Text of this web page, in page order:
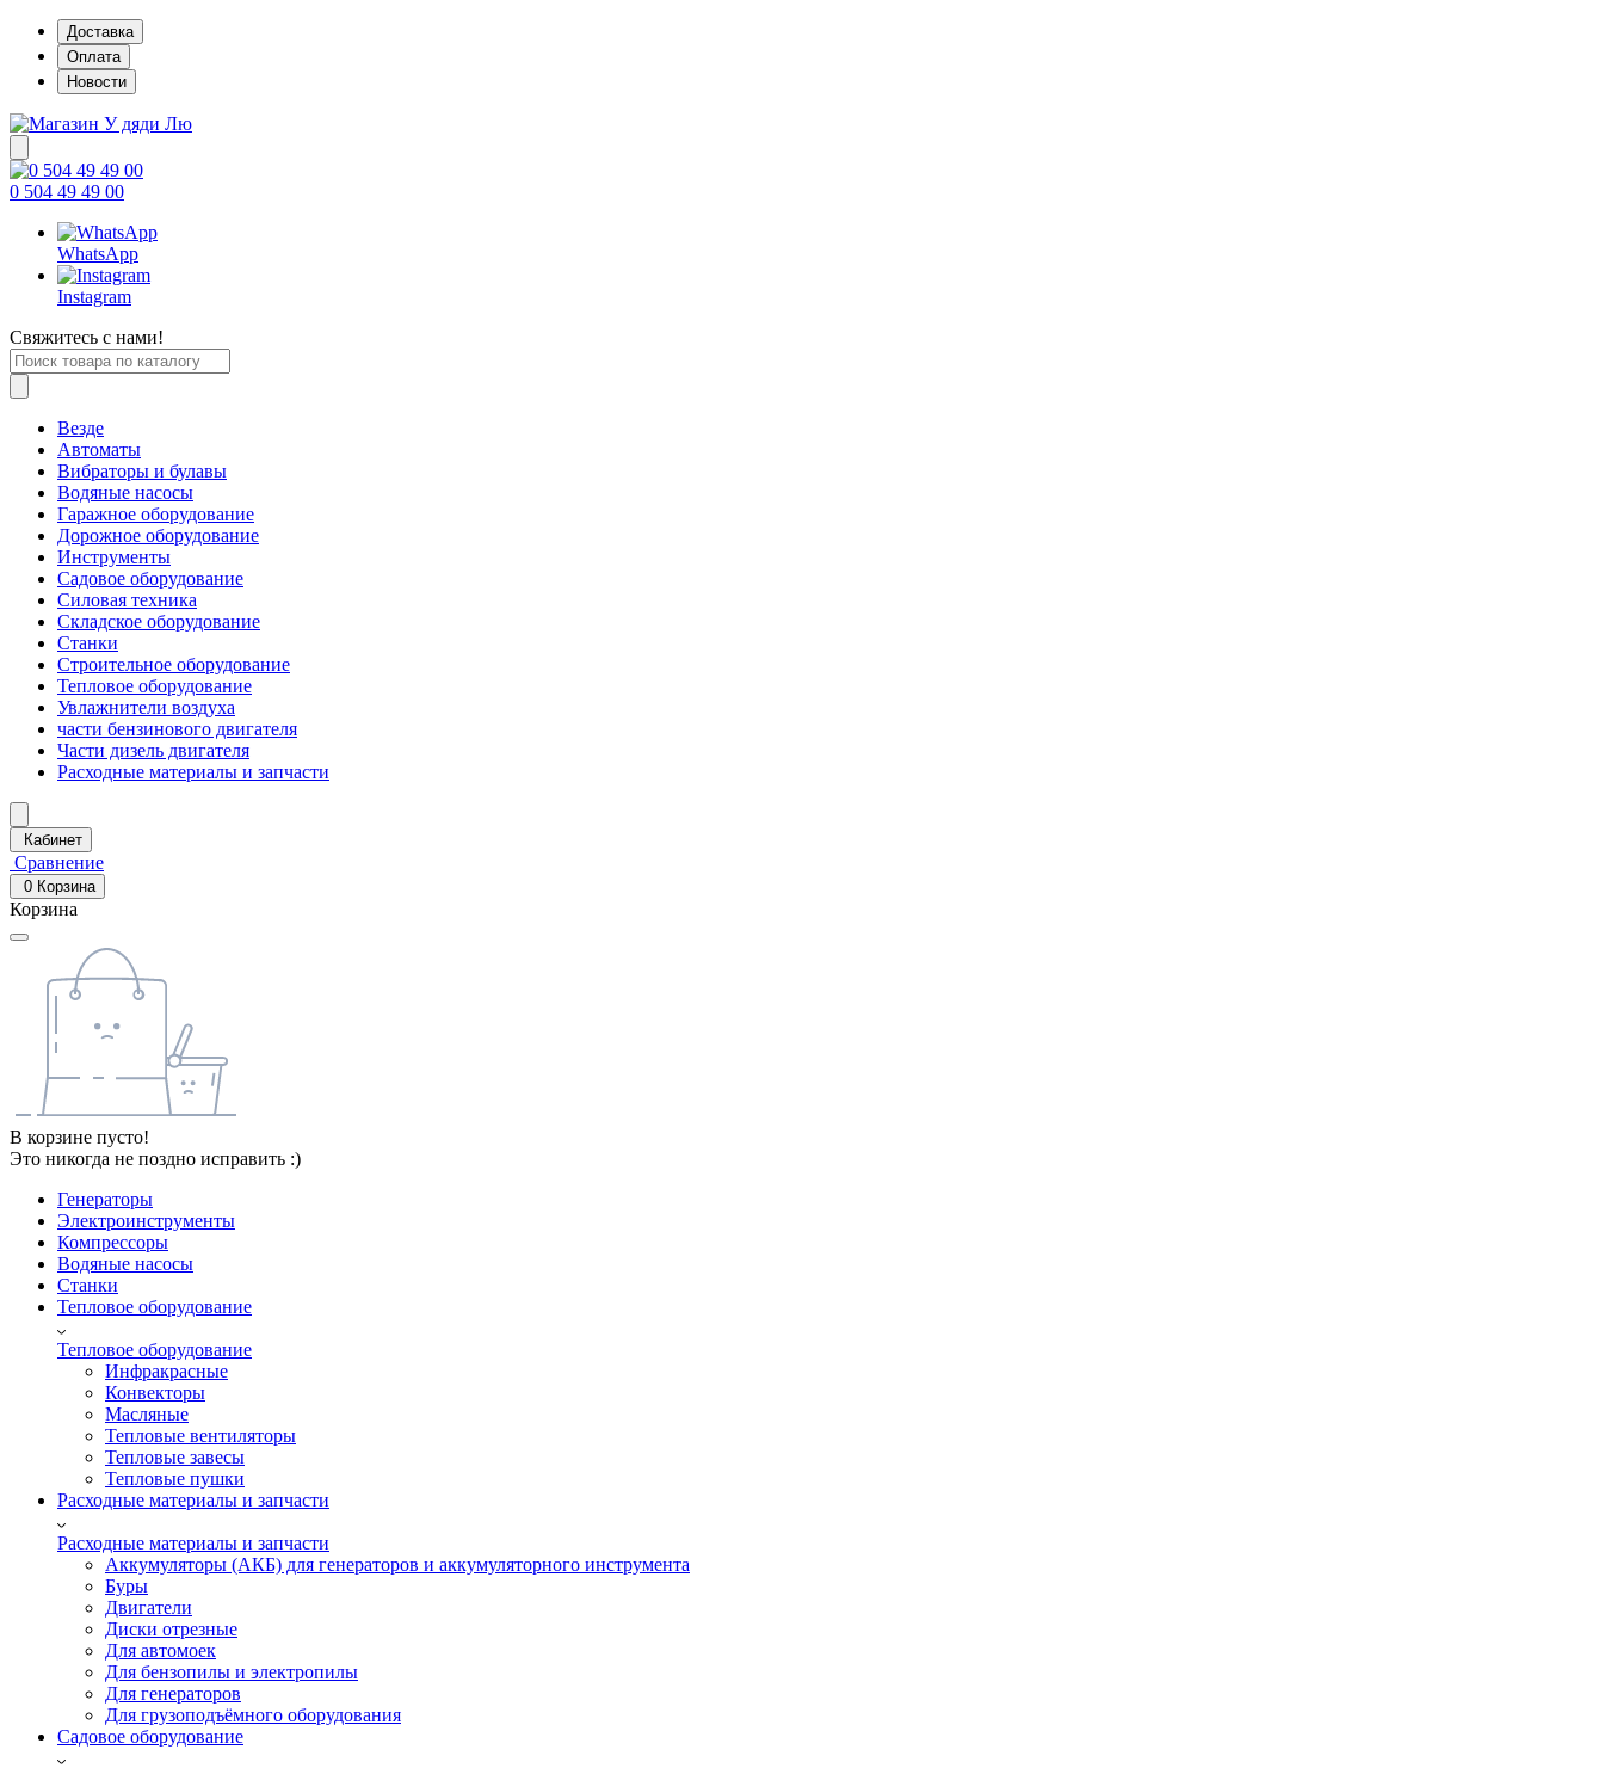
Доставка
Оплата
Новости
0 504 49 49 00
WhatsApp
Instagram
Свяжитесь с нами!
Везде
Автоматы
Вибраторы и булавы
Водяные насосы
Гаражное оборудование
Дорожное оборудование
Инструменты
Садовое оборудование
Силовая техника
Складское оборудование
Станки
Строительное оборудование
Тепловое оборудование
Увлажнители воздуха
части бензинового двигателя
Части дизель двигателя
Расходные материалы и запчасти
Кабинет
Сравнение
0 Корзина
Корзина
В корзине пусто!
Это никогда не поздно исправить :)
Генераторы
Электроинструменты
Компрессоры
Водяные насосы
Станки
Тепловое оборудование
Тепловое оборудование
Инфракрасные
Конвекторы
Масляные
Тепловые вентиляторы
Тепловые завесы
Тепловые пушки
Расходные материалы и запчасти
Расходные материалы и запчасти
Аккумуляторы (АКБ) для генераторов и аккумуляторного инструмента
Буры
Двигатели
Диски отрезные
Для автомоек
Для бензопилы и электропилы
Для генераторов
Для грузоподъёмного оборудования
Садовое оборудование